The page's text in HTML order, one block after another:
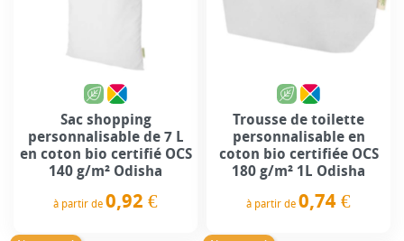
Sac shopping
personnalisable de 7 L
en coton bio certifié OCS
140 g/m² Odisha
à partir de 0,92 €
Trousse de toilette
personnalisable en
coton bio certifiée OCS
180 g/m² 1L Odisha
à partir de 0,74 €